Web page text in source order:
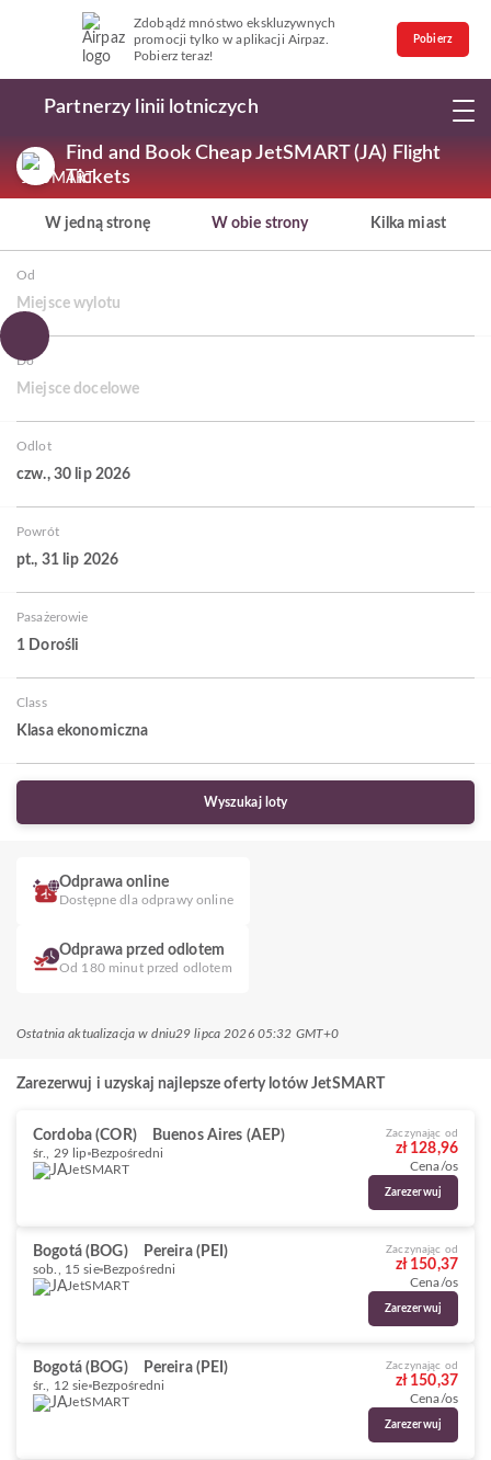
Zdobądź mnóstwo ekskluzywnych
promocji tylko w aplikacji Airpaz.
Pobierz teraz!
Pobierz
Partnerzy linii lotniczych
Find and Book Cheap JetSMART (JA) Flight
Tickets
W jedną stronę W obie strony Kilka miast
Od
Miejsce wylotu
Do
Miejsce docelowe
Odlot
czw., 30 lip 2026
Powrót
pt., 31 lip 2026
Pasażerowie
1 Dorośli
Class
Klasa ekonomiczna
Wyszukaj loty
Odprawa online
Dostępne dla odprawy online
Odprawa przed odlotem
Od 180 minut przed odlotem
Ostatnia aktualizacja w dniu29 lipca 2026 05:32 GMT+0
Zarezerwuj i uzyskaj najlepsze oferty lotów JetSMART
Cordoba (COR) Buenos Aires (AEP)
śr., 29 lip Bezpośredni
JetSMART
Zaczynając od
zł 128,96
Cena/os
Zarezerwuj
Bogotá (BOG) Pereira (PEI)
sob., 15 sie Bezpośredni
JetSMART
Zaczynając od
zł 150,37
Cena/os
Zarezerwuj
Bogotá (BOG) Pereira (PEI)
śr., 12 sie Bezpośredni
JetSMART
Zaczynając od
zł 150,37
Cena/os
Zarezerwuj